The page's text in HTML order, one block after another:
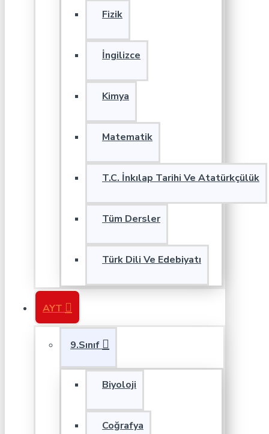
Fizik
İngilizce
Kimya
Matematik
T.C. İnkılap Tarihi Ve Atatürkçülük
Tüm Dersler
Türk Dili Ve Edebiyatı
AYT
9.Sınıf
Biyoloji
Coğrafya